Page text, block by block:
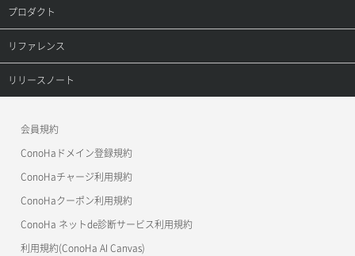
FiveM
Minecraft Forge
Minecraft Java版
Minecraft Paper
Minecraft 統合版
プロダクト
プロダクトトップ
ConoHa VPS(Ver.3.0)
ConoHa for GAME
リファレンス
リファレンストップ
OpenStack CLI
Terraform
s3cmd
リリースノート
会員規約
ConoHaドメイン登録規約
ConoHaチャージ利用規約
ConoHaクーポン利用規約
ConoHa ネットde診断サービス利用規約
利用規約(ConoHa AI Canvas)